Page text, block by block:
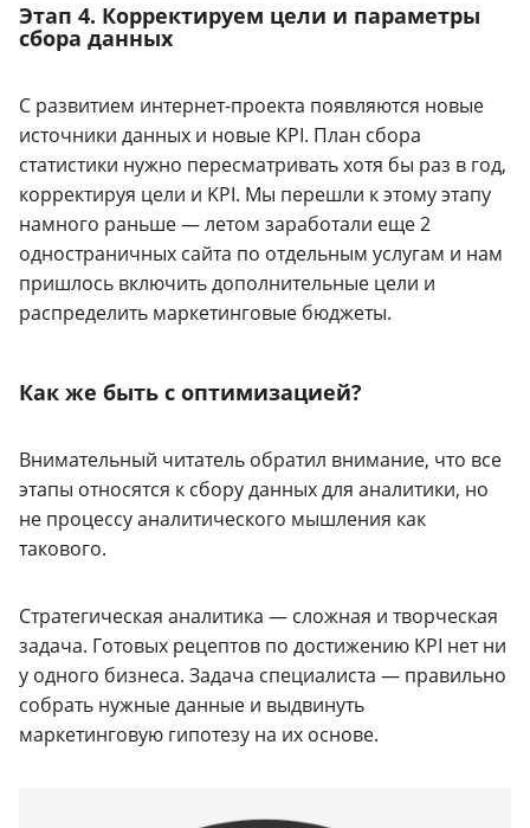
Этап 4. Корректируем цели и параметры
сбора данных
С развитием интернет-проекта появляются новые
источники данных и новые KPI. План сбора
статистики нужно пересматривать хотя бы раз в год,
корректируя цели и KPI. Мы перешли к этому этапу
намного раньше — летом заработали еще 2
одностраничных сайта по отдельным услугам и нам
пришлось включить дополнительные цели и
распределить маркетинговые бюджеты.
Как же быть с оптимизацией?
Внимательный читатель обратил внимание, что все
этапы относятся к сбору данных для аналитики, но
не процессу аналитического мышления как
такового.
Стратегическая аналитика — сложная и творческая
задача. Готовых рецептов по достижению KPI нет ни
у одного бизнеса. Задача специалиста — правильно
собрать нужные данные и выдвинуть
маркетинговую гипотезу на их основе.